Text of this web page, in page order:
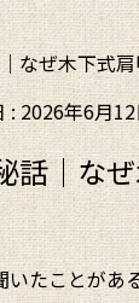
なぜ木下式
:2026年6月
話｜な
たことがあ